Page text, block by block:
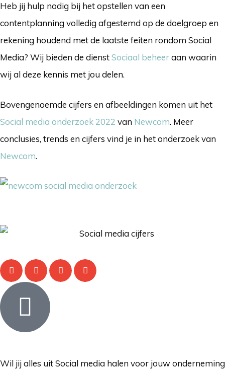
Heb jij hulp nodig bij het opstellen van een
contentplanning volledig afgestemd op de doelgroep en
rekening houdend met de laatste feiten rondom Social
Media? Wij bieden de dienstSociaal beheeraan waarin
wij al deze kennis met jou delen.
Bovengenoemde cijfers en afbeeldingen komen uit het
Social media onderzoek 2022 van Newcom. Meer
conclusies, trends en cijfers vind je in het onderzoek van
Newcom.
Wil jij alles uit Social media halen voor jouw onderneming